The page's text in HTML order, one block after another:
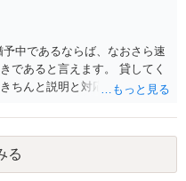
、弁護士費用かけるならその
ね合いは考えてみましょう。
中であるならば、なおさら速
であると言えます。 貸してく
ちんと説明と対応を行ってい
る